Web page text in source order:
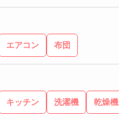
エアコン 布団
キッチン 洗濯機 乾燥機